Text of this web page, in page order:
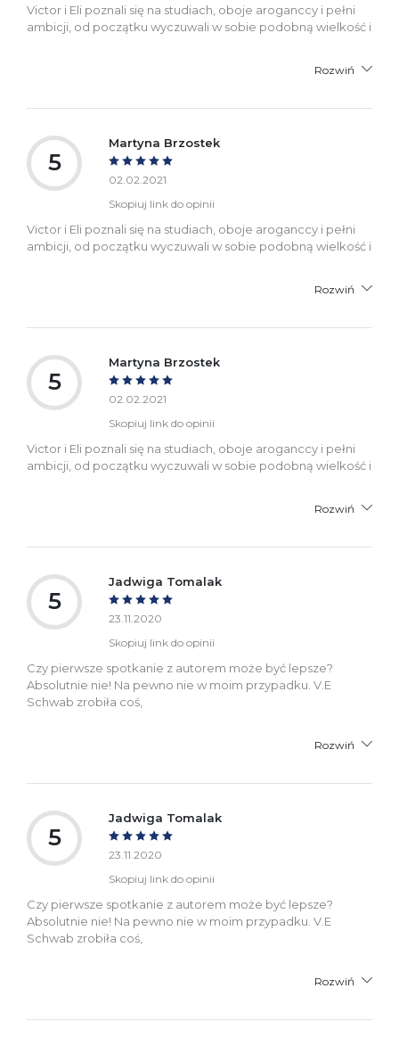
Victor i Eli poznali się na studiach, oboje aroganccy i pełni
ambicji, od początku wyczuwali w sobie podobną wielkość i
Rozwiń
5
Martyna Brzostek
02.02.2021
Skopiuj link do opinii
Victor i Eli poznali się na studiach, oboje aroganccy i pełni
ambicji, od początku wyczuwali w sobie podobną wielkość i
Rozwiń
5
Martyna Brzostek
02.02.2021
Skopiuj link do opinii
Victor i Eli poznali się na studiach, oboje aroganccy i pełni
ambicji, od początku wyczuwali w sobie podobną wielkość i
Rozwiń
5
Jadwiga Tomalak
23.11.2020
Skopiuj link do opinii
Czy pierwsze spotkanie z autorem może być lepsze?
Absolutnie nie! Na pewno nie w moim przypadku. V.E
Schwab zrobiła coś,
Rozwiń
5
Jadwiga Tomalak
23.11.2020
Skopiuj link do opinii
Czy pierwsze spotkanie z autorem może być lepsze?
Absolutnie nie! Na pewno nie w moim przypadku. V.E
Schwab zrobiła coś,
Rozwiń